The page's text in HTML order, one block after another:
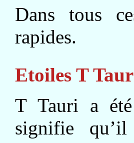
Dans tous
rapides.
Etoiles T
T Tauri a
signifie